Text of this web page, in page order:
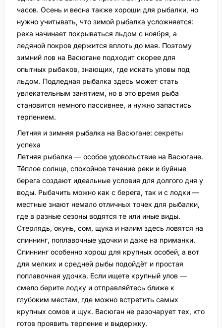
часов. Осень и весна также хороши для рыбалки, но
нужно учитывать, что зимой рыбалка усложняется:
река начинает покрываться льдом с ноября, а
ледяной покров держится вплоть до мая. Поэтому
зимний лов на Васюгане подходит скорее для
опытных рыбаков, знающих, где искать уловы под
льдом. Подледная рыбалка здесь может стать
увлекательным занятием, но в это время рыба
становится немного пассивнее, и нужно запастись
терпением.
Летняя и зимняя рыбалка на Васюгане: секреты
успеха
Летняя рыбалка — особое удовольствие на Васюгане.
Тёплое солнце, спокойное течение реки и буйные
берега создают идеальные условия для долгого дня у
воды. Рыбачить можно как с берега, так и с лодки —
местные знают немало отличных точек для рыбалки,
где в разные сезоны водятся те или иные виды.
Стерлядь, окунь, сом, щука и налим здесь ловятся на
спиннинг, поплавочные удочки и даже на приманки.
Спиннинг особенно хорош для крупных особей, а вот
для мелких и средней рыбы подойдёт и простая
поплавочная удочка. Если ищете крупный улов —
смело берите лодку и отправляйтесь ближе к
глубоким местам, где можно встретить самых
крупных сомов и щук. Васюган не разочарует тех, кто
готов проявить терпение и выдержку.